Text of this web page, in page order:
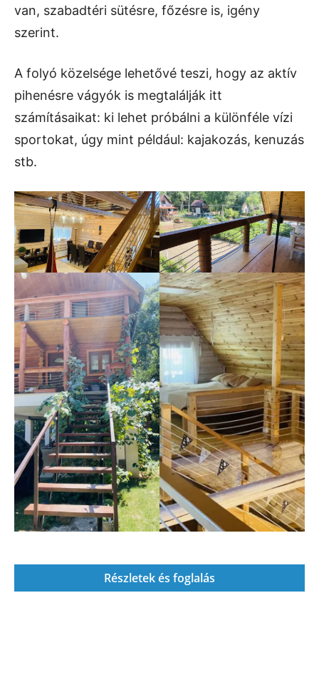
van, szabadtéri sütésre, főzésre is, igény
szerint.
A folyó közelsége lehetővé teszi, hogy az aktív
pihenésre vágyók is megtalálják itt
számításaikat: ki lehet próbálni a különféle vízi
sportokat, úgy mint például: kajakozás, kenuzás
stb.
Részletek és foglalás